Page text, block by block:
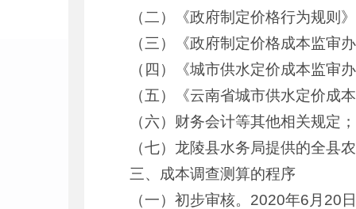
（二）《政府制定价格行为规则
（三）《政府制定价格成本监审
（四）《城市供水定价成本监审
（五）《云南省城市供水定价成
（六）财务会计等其他相关规定；
（七）龙陵县水务局提供的全县
三、成本调查测算的程序
（一）初步审核。2020年6月20